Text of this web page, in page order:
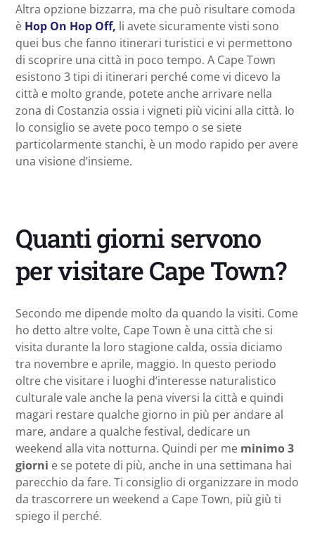
Altra opzione bizzarra, ma che può risultare comoda
è Hop On Hop Off, li avete sicuramente visti sono
quei bus che fanno itinerari turistici e vi permettono
di scoprire una città in poco tempo. A Cape Town
esistono 3 tipi di itinerari perché come vi dicevo la
città e molto grande, potete anche arrivare nella
zona di Costanzia ossia i vigneti più vicini alla città. Io
lo consiglio se avete poco tempo o se siete
particolarmente stanchi, è un modo rapido per avere
una visione d’insieme.
Quanti giorni servono
per visitare Cape Town?
Secondo me dipende molto da quando la visiti. Come
ho detto altre volte, Cape Town è una città che si
visita durante la loro stagione calda, ossia diciamo
tra novembre e aprile, maggio. In questo periodo
oltre che visitare i luoghi d’interesse naturalistico
culturale vale anche la pena viversi la città e quindi
magari restare qualche giorno in più per andare al
mare, andare a qualche festival, dedicare un
weekend alla vita notturna. Quindi per me minimo 3
giorni e se potete di più, anche in una settimana hai
parecchio da fare. Ti consiglio di organizzare in modo
da trascorrere un weekend a Cape Town, più giù ti
spiego il perché.